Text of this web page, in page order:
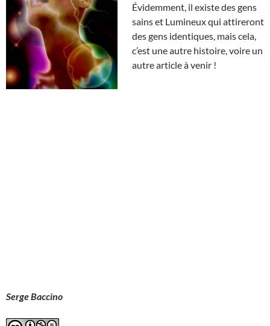
Évidemment, il existe des gens
sains et Lumineux qui attireront
des gens identiques, mais cela,
c’est une autre histoire, voire un
autre article à venir !
Serge Baccino